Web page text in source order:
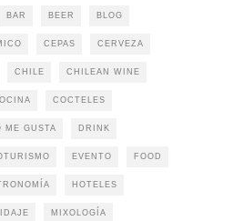
BAR BEER BLOG
CEPAS CERVEZA
CHILE CHILEAN WINE
COCTELES
ME GUSTA DRINK
EVENTO FOOD
HOTELES
MIXOLOGÍA